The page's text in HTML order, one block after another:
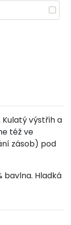
výstřih a
též ve
zásob) pod
bavlna. Hladká